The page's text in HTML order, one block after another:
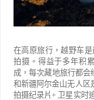
在高原旅行，越野车
拍摄。得益于多年积
成，每次藏地旅行都会
和新疆阿尔金山无人区
拍摄纪录片+ 卫星实时